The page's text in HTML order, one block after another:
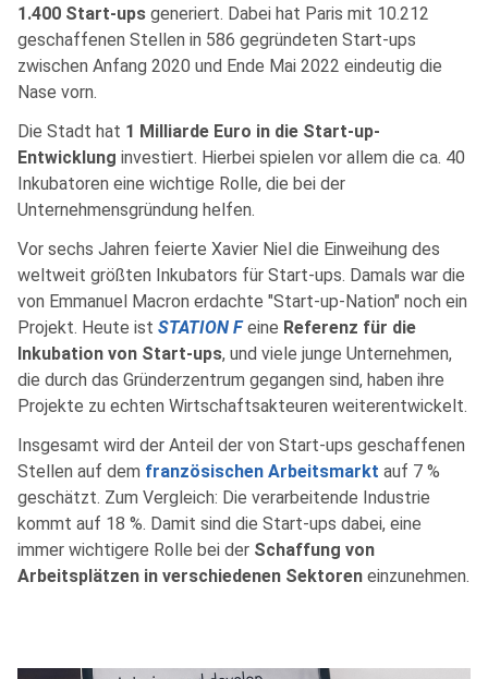
1.400 Start-ups generiert. Dabei hat Paris mit 10.212
geschaffenen Stellen in 586 gegründeten Start-ups
zwischen Anfang 2020 und Ende Mai 2022 eindeutig die
Nase vorn.
Die Stadt hat 1 Milliarde Euro in die Start-up-
Entwicklung investiert. Hierbei spielen vor allem die ca. 40
Inkubatoren eine wichtige Rolle, die bei der
Unternehmensgründung helfen.
Vor sechs Jahren feierte Xavier Niel die Einweihung des
weltweit größten Inkubators für Start-ups. Damals war die
von Emmanuel Macron erdachte "Start-up-Nation" noch ein
Projekt. Heute ist STATION Feine Referenz für die
Inkubation von Start-ups, und viele junge Unternehmen,
die durch das Gründerzentrum gegangen sind, haben ihre
Projekte zu echten Wirtschaftsakteuren weiterentwickelt.
Insgesamt wird der Anteil der von Start-ups geschaffenen
Stellen auf dem französischen Arbeitsmarkt auf 7 %
geschätzt. Zum Vergleich: Die verarbeitende Industrie
kommt auf 18 %. Damit sind die Start-ups dabei, eine
immer wichtigere Rolle bei der Schaffung von
Arbeitsplätzen in verschiedenen Sektoren einzunehmen.